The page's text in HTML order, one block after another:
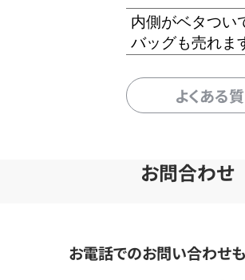
内側がベタつい
バッグも売れま
よくある
お問合わせ
お電話でのお問い合わせ